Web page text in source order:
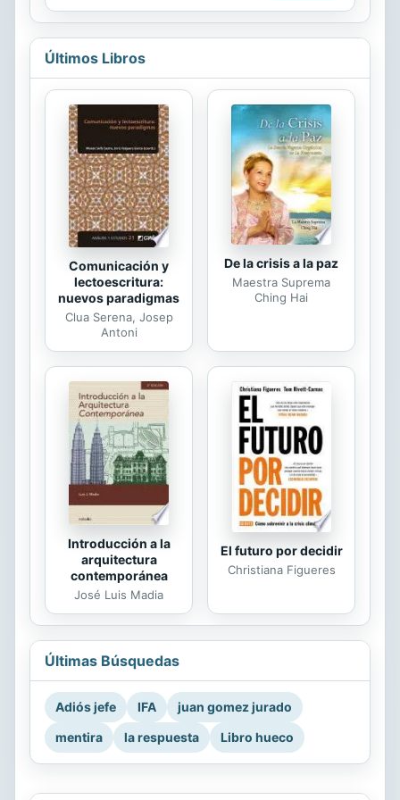
questions such as Was
Tutankhamen’s tomb guarded by a
prehistoric astronomical
observatory?, this guide discusses
ancient civilizations, ruins, and
legends—including Atlantis, the
curse of the pharaohs, and the
hidden Mayan cities—and proposes
whether they are truth or myth. Los
recientes adelantos de la ciencia han
permitido que surjan nuevas
hipótesis...
Últimos Libros
Comunicación y
lectoescritura:
nuevos paradigmas
Clua Serena, Josep
Antoni
De la crisis a la paz
Maestra Suprema
Ching Hai
Introducción a la
arquitectura
contemporánea
José Luis Madia
El futuro por decidir
Christiana Figueres
Últimas Búsquedas
Adiós jefe IFA
juan gomez jurado
mentira
la respuesta Libro hueco